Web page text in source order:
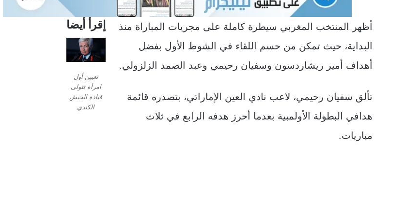
أظهر المنتخب المغربي سيطرة كاملة على مجريات المباراة منذ
البداية، حيث تمكن من حسم اللقاء في الشوط الأول بفضل
أهداف أمير ريشاردسون وسفيان رحيمي وعبد الصمد الزلزولي.
تألق سفيان رحيمي، لاعب نادي العين الإماراتي، بتصدره قائمة
هدافي البطولة الأولمبية بعدما أحرز هدفه الرابع في ثلاث
مباريات.
إقرأ أيضا
تعيين أول
امرأة تتولى
قيادة الجيش
الكندي